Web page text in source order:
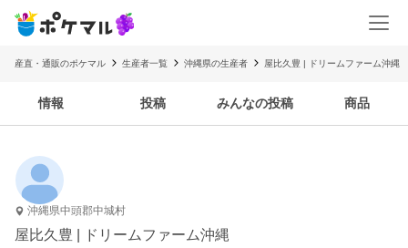
産直・通販のポケマル 生産者一覧 沖縄県の生産者 屋比久豊 | ドリームファーム沖縄
情報 投稿 みんなの投稿 商品
沖縄県中頭郡中城村
屋比久豊 | ドリームファーム沖縄